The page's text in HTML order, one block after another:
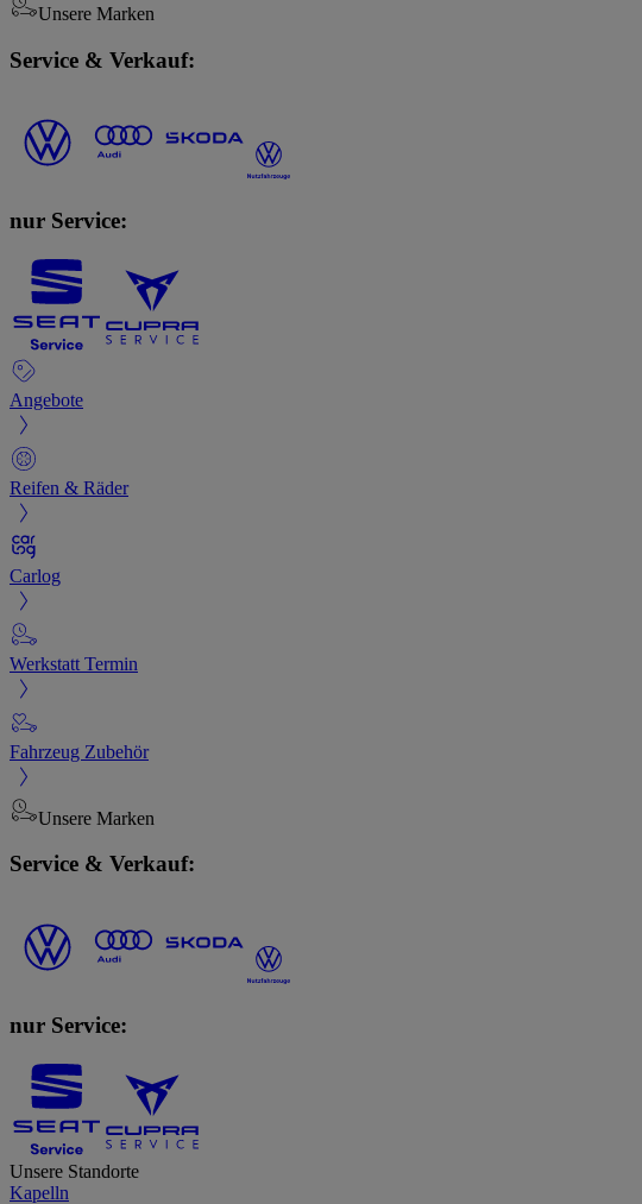
Unsere Marken
Service & Verkauf:
nur Service:
Angebote
Reifen & Räder
Carlog
Werkstatt Termin
Fahrzeug Zubehör
Unsere Marken
Service & Verkauf:
nur Service:
Unsere Standorte
Kapelln